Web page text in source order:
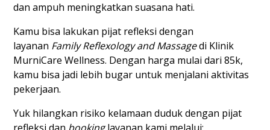
dan ampuh meningkatkan suasana hati.
Kamu bisa lakukan pijat refleksi dengan
layanan Family Reflexology and Massagedi Klinik
MurniCare Wellness. Dengan harga mulai dari 85k,
kamu bisa jadi lebih bugar untuk menjalani aktivitas
pekerjaan.
Yuk hilangkan risiko kelamaan duduk dengan pijat